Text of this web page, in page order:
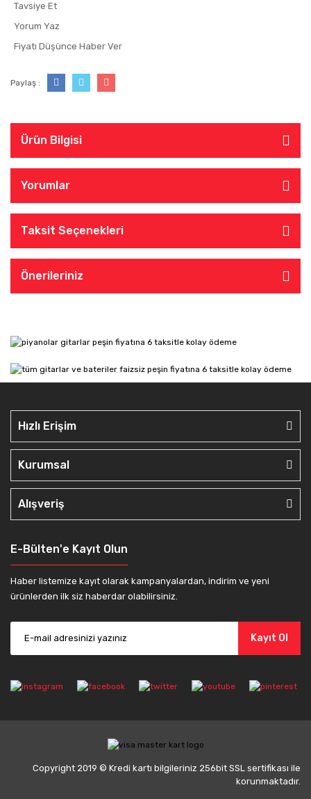
Tavsiye Et
Yorum Yaz
Fiyatı Düşünce Haber Ver
Paylaş :
Ürün Bilgisi
Yorumlar
Taksit Seçenekleri
Önerileriniz
Hızlı Erişim
Kurumsal
Alışveriş
E-Bülten'e Kayıt Olun
Haber listemize kayıt olarak kampanyalardan, indirim ve yeni
ürünlerden ilk siz haberdar olabilirsiniz.
Kayıt Ol
Copyright 2019 © Kredi kartı bilgileriniz 256bit SSL sertifikası ile
korunmaktadır.